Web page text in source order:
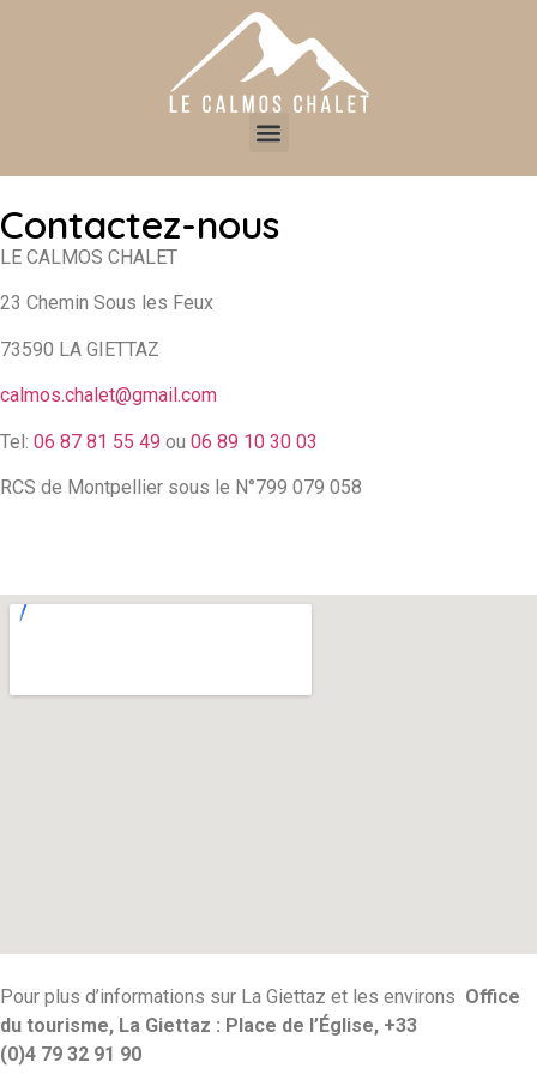
Contactez-nous
LE CALMOS CHALET
23 Chemin Sous les Feux
73590 LA GIETTAZ
calmos.chalet@gmail.com
Tel: 06 87 81 55 49 ou 06 89 10 30 03
RCS de Montpellier sous le N°799 079 058
Pour plus d’informations sur La Giettaz et les environs Office
du tourisme, La Giettaz : Place de l’Église, +33
(0)4 79 32 91 90